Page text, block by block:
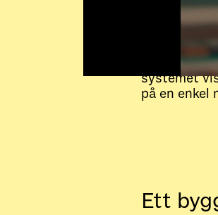
dine på én
oversiktlig
Du trenger
systemet
på en enkel
Ett